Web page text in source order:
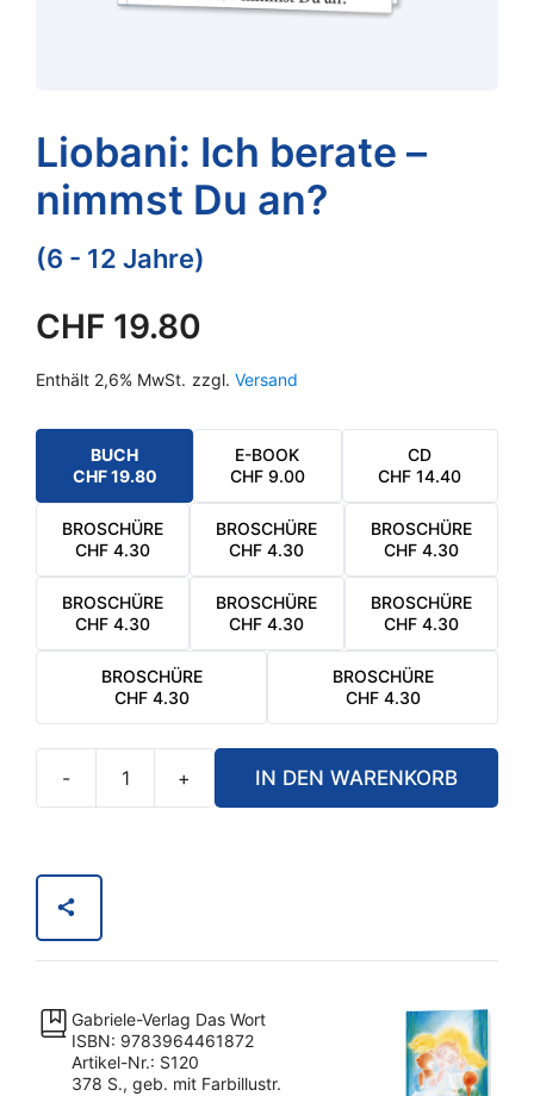
Liobani: Ich berate –
nimmst Du an?
(6 - 12 Jahre)
CHF 19.80
Enthält 2,6% MwSt. zzgl. Versand
BUCH
CHF19.80
E-BOOK
CHF9.00
CD
CHF 14.40
BROSCHÜRE
CHF 4.30
BROSCHÜRE
CHF 4.30
BROSCHÜRE
CHF4.30
BROSCHÜRE
CHF 4.30
BROSCHÜRE
CHF 4.30
BROSCHÜRE
CHF4.30
BROSCHÜRE
CHF4.30
BROSCHÜRE
CHF4.30
-
Liobani:
an?
+ IN DEN WARENKORB
Gabriele-Verlag Das Wort
ISBN: 9783964461872
Artikel-Nr.: S120
378 S., geb. mit Farbillustr.